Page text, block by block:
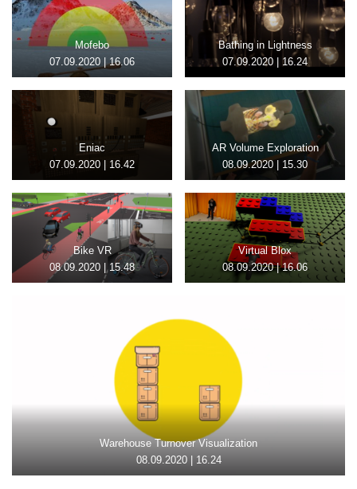
Mofebo
07.09.2020 | 16.06
Bathing in Lightness
07.09.2020 | 16.24
Eniac
07.09.2020 | 16.42
AR Volume Exploration
08.09.2020 | 15.30
Bike VR
08.09.2020 | 15.48
Virtual Blox
08.09.2020 | 16.06
Warehouse Turnover Visualization
08.09.2020 | 16.24